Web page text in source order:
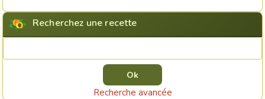
Recherchez une recette
Recherche avancée